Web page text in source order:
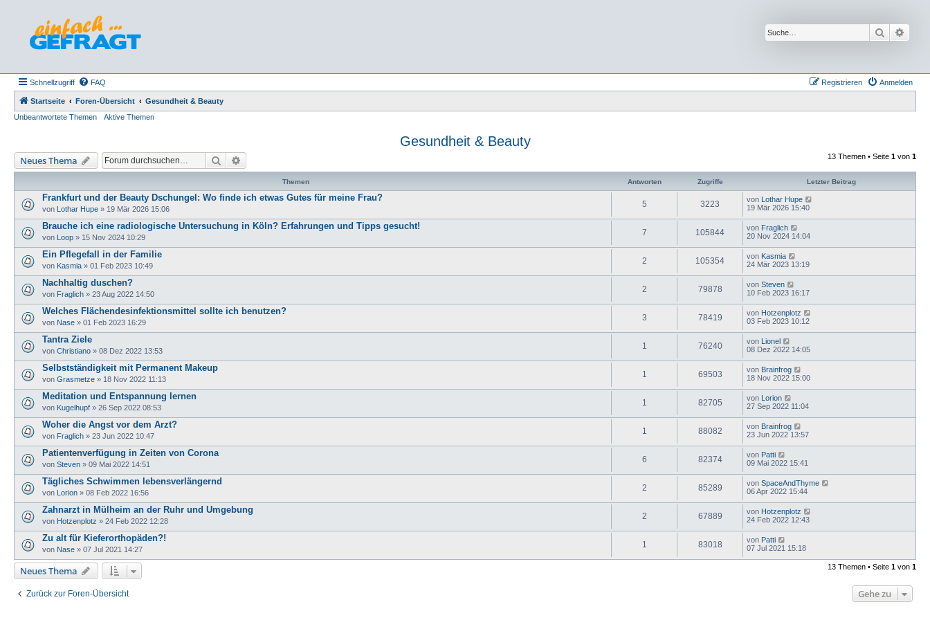
Suche
Schnellzugriff FAQ Anmelden
Registrieren
Startseite Foren-Übersicht
Gesundheit & Beauty
Unbeantwortete Themen
Aktive Themen
Gesundheit & Beauty
Neues Thema Suche 13 Themen • Seite 1 von 1
Themen Antworten Zugriffe Letzter Beitrag
Frankfurt und der Beauty Dschungel: Wo finde ich etwas Gutes für meine Frau?
von Lothar Hupe » 19 Mär 2026 15:06
5 3223 von Lothar Hupe
19 Mär 2026 15:40
Brauche ich eine radiologische Untersuchung in Köln? Erfahrungen und Tipps gesucht!
von Loop » 15 Nov 2024 10:29
7 105844 von Fraglich
20 Nov 2024 14:04
Ein Pflegefall in der Familie
von Kasmia » 01 Feb 2023 10:49
2 105354 von Kasmia
24 Mär 2023 13:19
Nachhaltig duschen?
von Fraglich » 23 Aug 2022 14:50
2 79878 von Steven
10 Feb 2023 16:17
Welches Flächendesinfektionsmittel sollte ich benutzen?
von Nase » 01 Feb 2023 16:29
3 78419 von Hotzenplotz
03 Feb 2023 10:12
Tantra Ziele
von Christiano » 08 Dez 2022 13:53
1 76240 von Lionel
08 Dez 2022 14:05
Selbstständigkeit mit Permanent Makeup
von Grasmetze » 18 Nov 2022 11:13
1 69503 von Brainfrog
18 Nov 2022 15:00
Meditation und Entspannung lernen
von Kugelhupf » 26 Sep 2022 08:53
1 82705 von Lorion
27 Sep 2022 11:04
Woher die Angst vor dem Arzt?
von Fraglich » 23 Jun 2022 10:47
1 88082 von Brainfrog
23 Jun 2022 13:57
Patientenverfügung in Zeiten von Corona
von Steven » 09 Mai 2022 14:51
6 82374 von Patti
09 Mai 2022 15:41
Tägliches Schwimmen lebensverlängernd
von Lorion » 08 Feb 2022 16:56
2 85289 von SpaceAndThyme
06 Apr 2022 15:44
Zahnarzt in Mülheim an der Ruhr und Umgebung
von Hotzenplotz » 24 Feb 2022 12:28
2 67889 von Hotzenplotz
24 Feb 2022 12:43
Zu alt für Kieferorthopäden?!
von Nase » 07 Jul 2021 14:27
1 83018 von Patti
07 Jul 2021 15:18
Neues Thema 13 Themen • Seite 1 von 1
Zurück zur Foren-Übersicht Gehe zu